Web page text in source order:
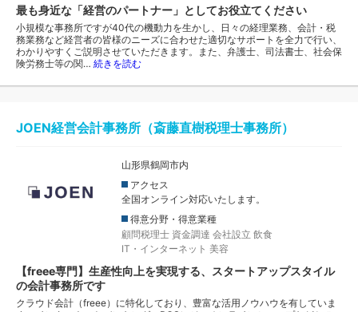
最も身近な「経営のパートナー」としてお役立てください
小規模な事務所ですが40代の機動力を生かし、日々の経理業務、会計・税
務業務など経営者の皆様のニーズに合わせた適切なサポートを全力で行い、
わかりやすくご説明させていただきます。また、弁護士、司法書士、社会保
険労務士等の関… 続きを読む
JOEN経営会計事務所（斎藤直樹税理士事務所）
山形県鶴岡市内
アクセス
全国オンライン対応いたします。
得意分野・得意業種
顧問税理士 資金調達 会社設立 飲食
IT・インターネット 美容
【freee専門】生産性向上を実現する、スタートアップスタイル
の会計事務所です
クラウド会計（freee）に特化しており、豊富な活用ノウハウを有していま